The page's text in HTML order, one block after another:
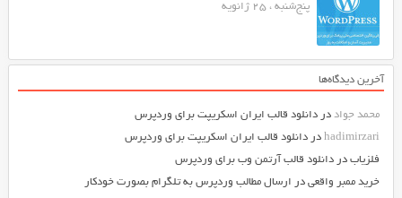
پنج‌شنبه ، 25 ژانویه
آخرین دیدگاه‌ها
محمد جواددر دانلود قالب ایران اسکریپت برای وردپرس
hadimirzariدر دانلود قالب ایران اسکریپت برای وردپرس
فلزیابدر دانلود قالب آرتمن وب برای وردپرس
خرید ممبر واقعیدر ارسال مطالب وردپرس به تلگرام بصورت خودکار